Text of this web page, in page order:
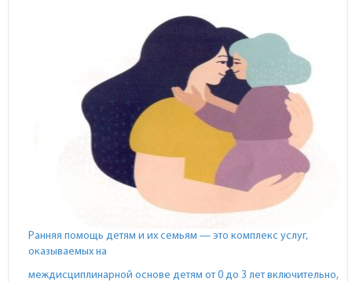
Ранняя помощь детям и их семьям — это комплекс услуг,
оказываемых на
междисциплинарной основе детям от 0 до 3 лет включительно,